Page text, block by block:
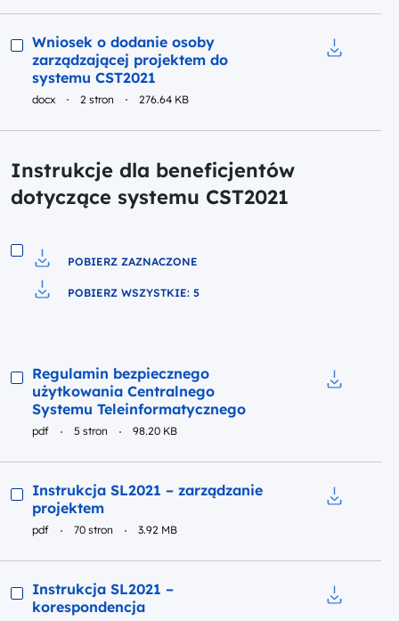
Podgląd
Wniosek o dodanie osoby
zarządzającej projektem do
systemu CST2021
docx 2 stron 276.64 KB
Instrukcje dla beneficjentów
dotyczące systemu CST2021
Pobierz do pliku
POBIERZ ZAZNACZONE
POBIERZ WSZYSTKIE: 5
Podgląd
Regulamin bezpiecznego
użytkowania Centralnego
Systemu Teleinformatycznego
pdf 5 stron 98.20 KB
Podgląd
Instrukcja SL2021 – zarządzanie
projektem
pdf 70 stron 3.92 MB
Podgląd
Instrukcja SL2021 –
korespondencja